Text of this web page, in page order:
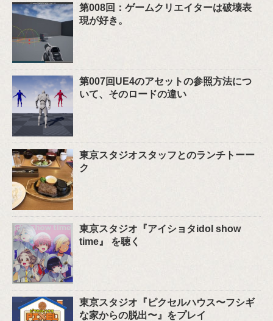
第008回：ゲームクリエイターは破壊表
現が好き。
第007回UE4のアセットの参照方法につ
いて、そのロードの違い
東京スタジオスタッフとのランチトーー
ク
東京スタジオ『アイショタidol show
time』 を聴く
東京スタジオ『ピクセルハウス〜フシギ
な家からの脱出〜』をプレイ